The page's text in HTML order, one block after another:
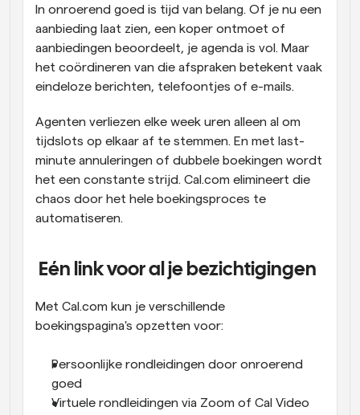
In onroerend goed is tijd van belang. Of je nu een
aanbieding laat zien, een koper ontmoet of
aanbiedingen beoordeelt, je agenda is vol. Maar
het coördineren van die afspraken betekent vaak
eindeloze berichten, telefoontjes of e-mails.
Agenten verliezen elke week uren alleen al om
tijdslots op elkaar af te stemmen. En met last-
minute annuleringen of dubbele boekingen wordt
het een constante strijd. Cal.com elimineert die
chaos door het hele boekingsproces te
automatiseren.
Eén link voor al je bezichtigingen
Met Cal.com kun je verschillende
boekingspagina's opzetten voor:
Persoonlijke rondleidingen door onroerend
goed
Virtuele rondleidingen via Zoom of Cal Video